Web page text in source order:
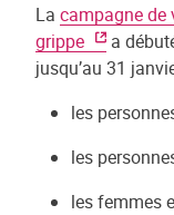
La campagne de
grippe
a
jusqu’au 31
les
les
les femmes